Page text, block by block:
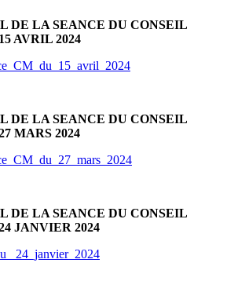
DE LA SEANCE DU CONSEIL
AVRIL 2024
DE LA SEANCE DU CONSEIL
MARS 2024
DE LA SEANCE DU CONSEIL
JANVIER 2024
_24_janvier_2024